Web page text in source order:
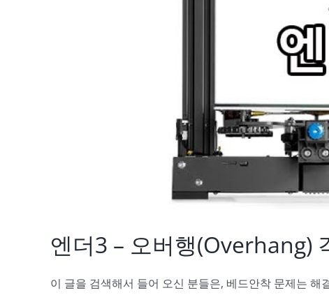
엔더3 – 오버행(Overhang)
이 글을 검색해서 들어 오신 분들은, 베드안착 문제는